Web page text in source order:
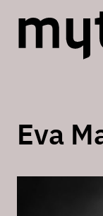
Eva